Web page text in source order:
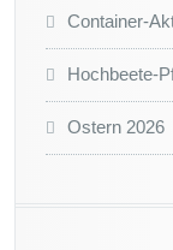
Container-
Hochbeete-
Ostern 2026